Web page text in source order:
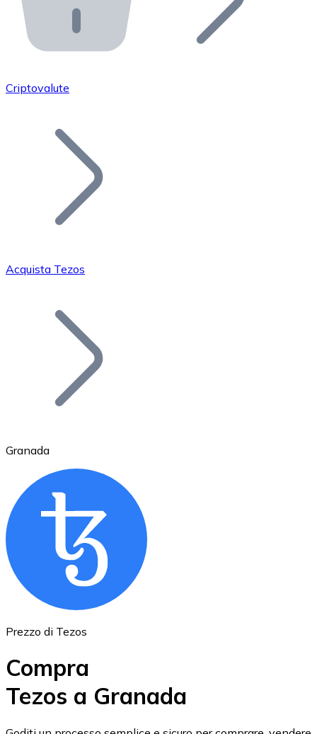
API Bitnovo
Integra la nostra API nel tuo ecosistema.
Unisciti alla nostra rete di rivenditori e
Aggiungi il token del tuo progetto al nostro servizio di
Bitcoin
ETH
USD Coin
Criptovalute
Acquista Tezos
Granada
Prezzo di Tezos
Compra
Tezos a Granada